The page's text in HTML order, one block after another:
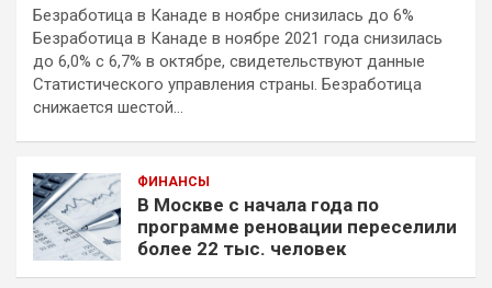
Безработица в Канаде в ноябре снизилась до 6%
Безработица в Канаде в ноябре 2021 года снизилась
до 6,0% с 6,7% в октябре, свидетельствуют данные
Статистического управления страны. Безработица
снижается шестой…
ФИНАНСЫ
В Москве с начала года по
программе реновации переселили
более 22 тыс. человек